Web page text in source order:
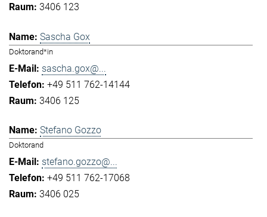
3406 123
Sascha Gox
Doktorand*in
sascha.gox@...
+49 511 762-14144
3406 125
Stefano Gozzo
Doktorand
stefano.gozzo@...
+49 511 762-17068
3406 025